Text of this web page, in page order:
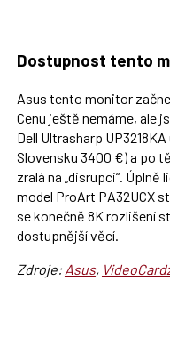
Dostupnost tento
Asus tento monitor
Cenu ještě nemáme, ale
Dell Ultrasharp
Slovensku 3400 €) a po
zralá na „disrupci“.
model ProArt PA32UCX
se konečně 8K rozlišení
dostupnější věcí.
Zdroje:Asus,